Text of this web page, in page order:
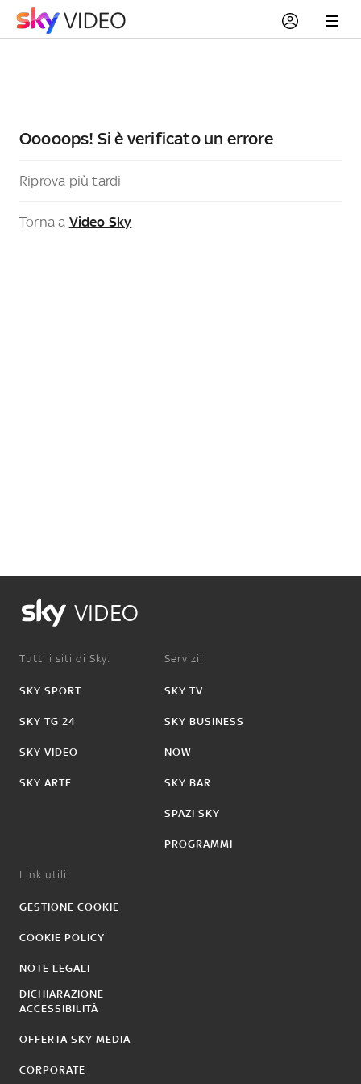
Ooooops! Si è verificato un errore
Riprova più tardi
Torna a Video Sky
VIDEO
Tutti i siti di Sky:
SKY SPORT
SKY TG 24
SKY VIDEO
SKY ARTE
Servizi:
SKY TV
SKY BUSINESS
NOW
SKY BAR
SPAZI SKY
PROGRAMMI
Link utili:
GESTIONE COOKIE
COOKIE POLICY
NOTE LEGALI
DICHIARAZIONE
ACCESSIBILITÀ
OFFERTA SKY MEDIA
CORPORATE